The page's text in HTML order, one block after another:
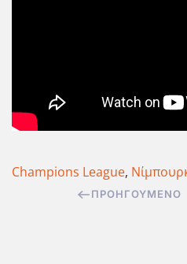
Champions League,
ΠΡΟΗΓΟΎΜΕΝΟ